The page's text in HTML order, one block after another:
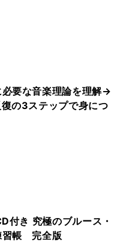
必要な音楽理論を理解→
の3ステップで身につ
付き 究極のブルース・
習帳 完全版